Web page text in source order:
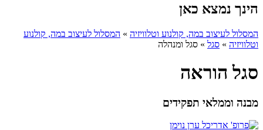
הינך נמצא כאן
המסלול לעיצוב במה, קולנוע וטלוויזיה » המסלול לעיצוב במה, קולנוע
וטלוויזיה » סגל » סגל ומנהלה
סגל הוראה
מבנה וממלאי תפקידים